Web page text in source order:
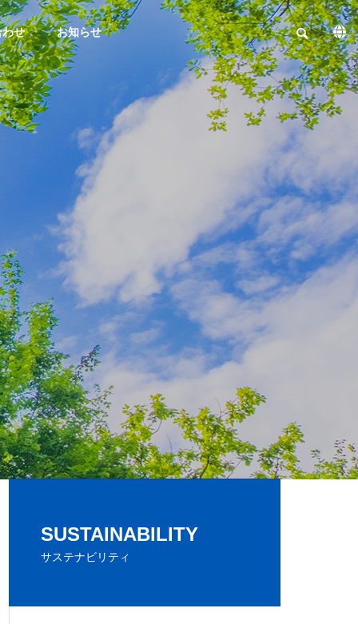
わせ お知らせ
PHILOSOPHY
経営理念
EQUIPMENT
INFORMATION
設備情報
TRIAL
PRODUCTIO
N
試作
PRODUCTS
製品実績
SUSTAINABILITY
サステナビリティ